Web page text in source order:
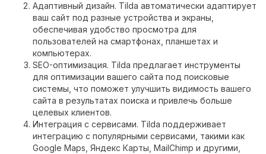
Адаптивный дизайн. Tilda автоматически адаптирует
ваш сайт под разные устройства и экраны,
обеспечивая удобство просмотра для
пользователей на смартфонах, планшетах и
компьютерах.
SEO-оптимизация. Tilda предлагает инструменты
для оптимизации вашего сайта под поисковые
системы, что поможет улучшить видимость вашего
сайта в результатах поиска и привлечь больше
целевых клиентов.
Интеграция с сервисами. Tilda поддерживает
интеграцию с популярными сервисами, такими как
Google Maps, Яндекс Карты, MailChimp и другими,